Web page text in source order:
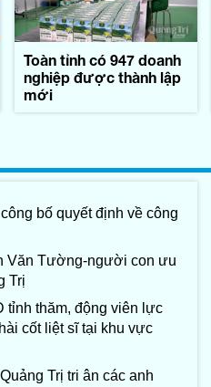
Toàn tỉnh có 947 doanh
nghiệp được thành lập
mới
bố quyết định về công
Văn Tường-người con ưu
Trị
tỉnh thăm, động viên lực
cốt liệt sĩ tại khu vực
Trị tri ân các anh